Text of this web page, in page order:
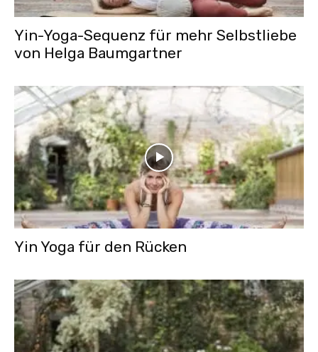
Yin-Yoga-Sequenz für mehr Selbstliebe
von Helga Baumgartner
Yin Yoga für den Rücken